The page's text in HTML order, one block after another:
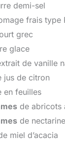
demi-sel
frais type
grec
glace
de vanille
jus de citron
en feuilles
de abricots
de
miel d’acacia